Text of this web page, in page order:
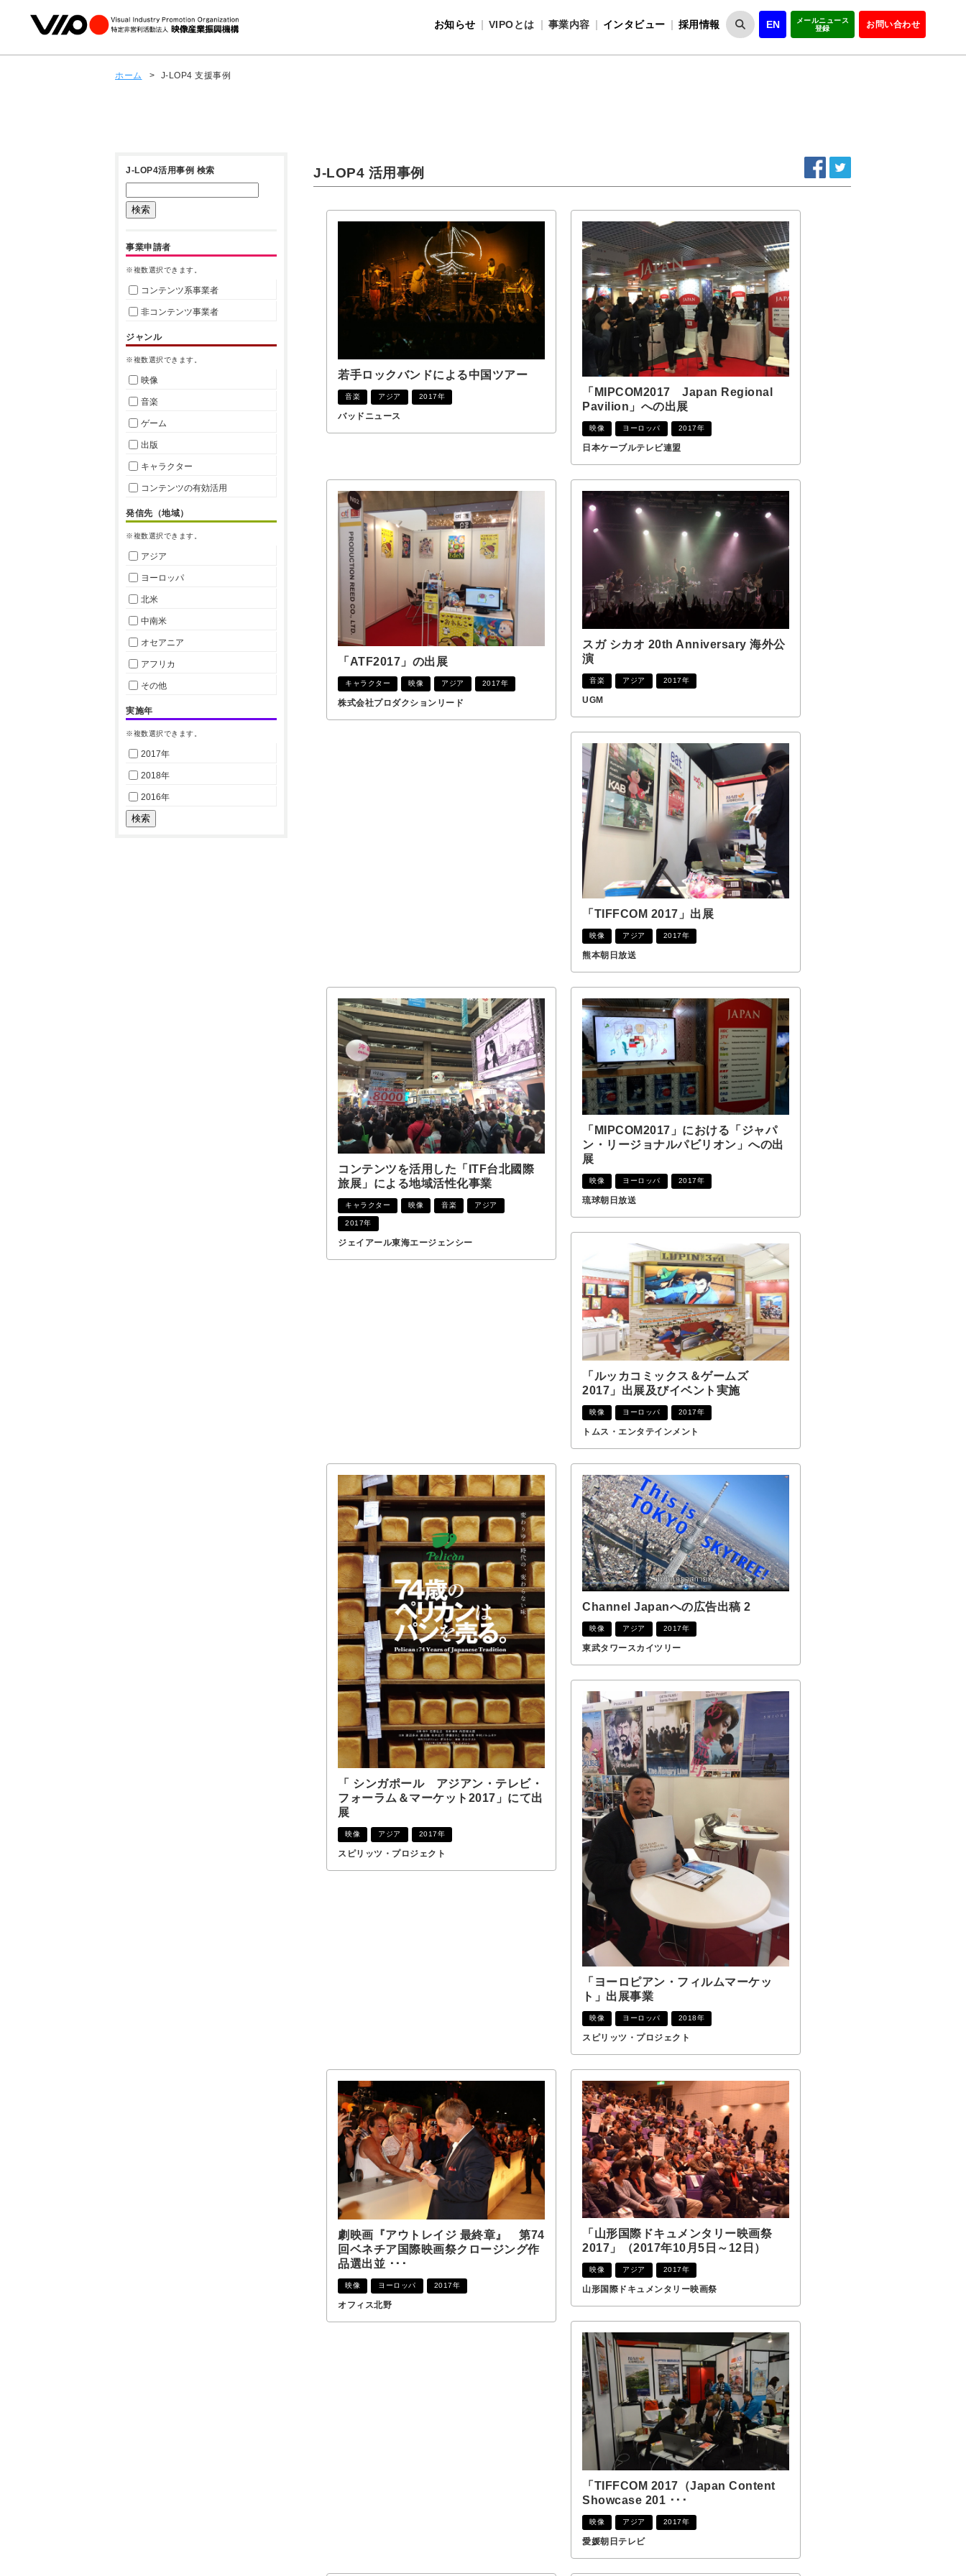
お知らせ VIPOとは
VIPOとは
事業内容
インタビュー 採用情報 EN
メールニュース
登録
お問い合わせ
ホーム > J-LOP4 支援事例
J-LOP4 活用事例
若手ロックバンドによる中国ツアー
音楽 アジア 2017年
バッドニュース
「MIPCOM2017 Japan Regional
Pavilion」への出展
映像 ヨーロッパ 2017年
日本ケーブルテレビ連盟
「ATF2017」の出展
キャラクター 映像 アジア 2017年
株式会社プロダクションリード
スガ シカオ 20th Anniversary 海外公
演
音楽 アジア 2017年
UGM
「TIFFCOM 2017」出展
映像 アジア 2017年
熊本朝日放送
コンテンツを活用した「ITF台北國際
旅展」による地域活性化事業
キャラクター 映像 音楽 アジア
2017年
ジェイアール東海エージェンシー
「MIPCOM2017」における「ジャパ
ン・リージョナルパビリオン」への出
展
映像 ヨーロッパ 2017年
琉球朝日放送
「ルッカコミックス＆ゲームズ
2017」出展及びイベント実施
映像 ヨーロッパ 2017年
トムス・エンタテインメント
「 シンガポール アジアン・テレビ・
フォーラム＆マーケット2017」にて出
展
映像 アジア 2017年
スピリッツ・プロジェクト
Channel Japanへの広告出稿 2
映像 アジア 2017年
東武タワースカイツリー
「ヨーロピアン・フィルムマーケッ
ト」出展事業
映像 ヨーロッパ 2018年
スピリッツ・プロジェクト
劇映画『アウトレイジ 最終章』 第74
回ベネチア国際映画祭クロージング作
品選出並 ･･･
映像 ヨーロッパ 2017年
オフィス北野
「山形国際ドキュメンタリー映画祭
2017」（2017年10月5日～12日）
映像 アジア 2017年
山形国際ドキュメンタリー映画祭
「TIFFCOM 2017（Japan Content
Showcase 201 ･･･
映像 アジア 2017年
愛媛朝日テレビ
J-LOP4活用事例 検索
事業申請者
※複数選択できます。
コンテンツ系事業者
非コンテンツ事業者
ジャンル
※複数選択できます。
映像
音楽
ゲーム
出版
キャラクター
コンテンツの有効活用
発信先（地域）
※複数選択できます。
アジア
ヨーロッパ
北米
中南米
オセアニア
アフリカ
その他
実施年
※複数選択できます。
2017年
2018年
2016年